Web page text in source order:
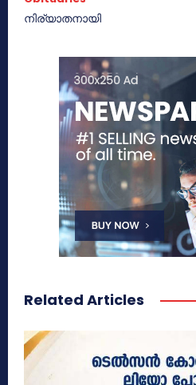
നിര്യാതനായി
Related Articles